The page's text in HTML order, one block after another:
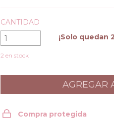
CANTIDAD
2 en stock
¡Solo quedan2
Compra protegida